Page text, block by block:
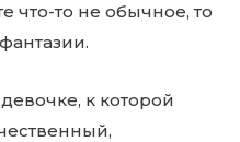
что-то не обычное, то
к которой